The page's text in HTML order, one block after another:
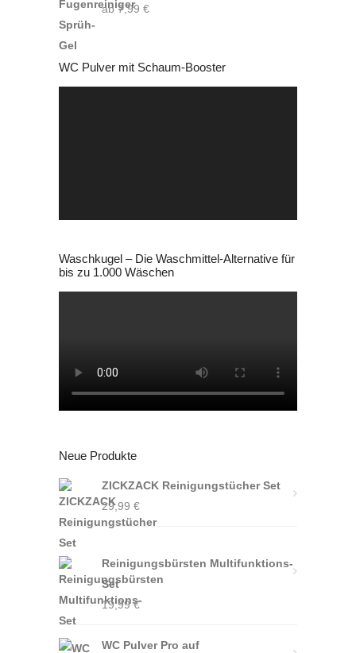
ab7,99 €
WC Pulver mit Schaum-Booster
Waschkugel – Die Waschmittel-Alternative für
bis zu 1.000 Wäschen
Neue Produkte
ZICKZACK Reinigungstücher Set
29,99 €
Reinigungsbürsten Multifunktions-
Set
19,99€
WC Pulver Pro auf